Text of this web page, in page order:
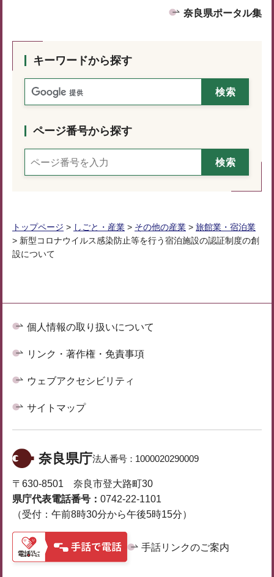
奈良県ポータル集
キーワードから探す
ページ番号から探す
トップページ > しごと・産業 > その他の産業 > 旅館業・宿泊業
> 新型コロナウイルス感染防止等を行う宿泊施設の認証制度の創
設について
個人情報の取り扱いについて
リンク・著作権・免責事項
ウェブアクセシビリティ
サイトマップ
奈良県庁法人番号： 1000020290009
〒630-8501 奈良市登大路町30
県庁代表電話番号： 0742-22-1101
（受付：午前8時30分から午後5時15分）
手話リンクのご案内